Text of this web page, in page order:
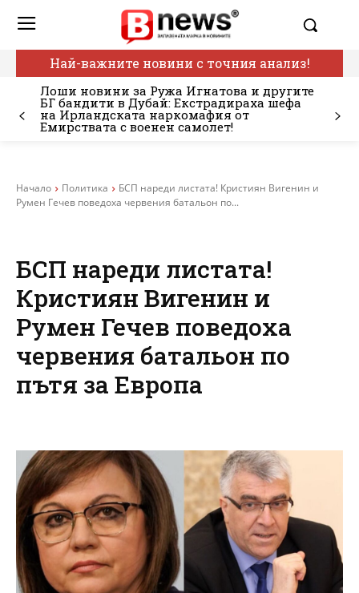
Най-важните новини с точния анализ!
Лоши новини за Ружа Игнатова и другите
БГ бандити в Дубай: Екстрадираха шефа
на Ирландската наркомафия от
Емирствата с военен самолет!
Начало Политика
БСП нареди листата! Кристиян Вигенин и
Румен Гечев поведоха червения батальон по...
БСП нареди листата!
Кристиян Вигенин и
Румен Гечев поведоха
червения батальон по
пътя за Европа